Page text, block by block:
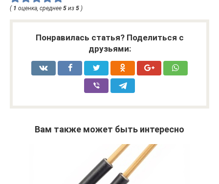
( 1 оценка, среднее 5 из 5 )
Понравилась статья? Поделиться с
друзьями:
Вам также может быть интересно